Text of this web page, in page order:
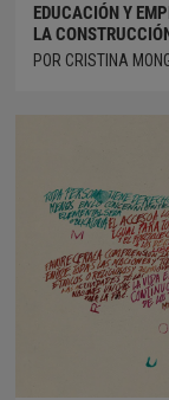
EDUCACIÓN Y
LA
POR CRISTINA